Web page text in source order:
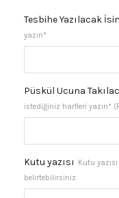
Tesbihe Yazılacak
yazın*
Püskül Ucuna
istediğiniz harfleri yazın*
Kutu yazısı
Kutu
belirtebilirsiniz.